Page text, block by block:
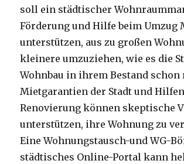
soll ein städtischer
Förderung und Hilfe beim Umzug
unterstützen, aus zu großen
kleinere umzuziehen, wie es die
Wohnbau in ihrem Bestand schon
Mietgarantien der Stadt und
Renovierung können skeptische
unterstützen, ihre Wohnung zu
Eine Wohnungstausch-und WG-
städtisches Online-Portal kann